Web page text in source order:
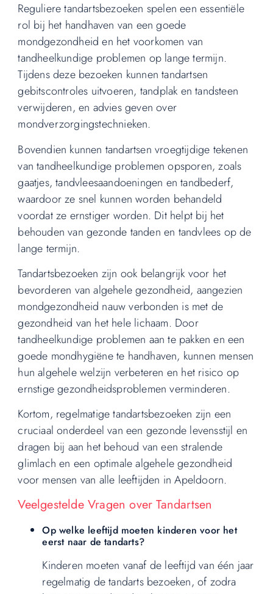
Reguliere tandartsbezoeken spelen een essentiële
rol bij het handhaven van een goede
mondgezondheid en het voorkomen van
tandheelkundige problemen op lange termijn.
Tijdens deze bezoeken kunnen tandartsen
gebitscontroles uitvoeren, tandplak en tandsteen
verwijderen, en advies geven over
mondverzorgingstechnieken.
Bovendien kunnen tandartsen vroegtijdige tekenen
van tandheelkundige problemen opsporen, zoals
gaatjes, tandvleesaandoeningen en tandbederf,
waardoor ze snel kunnen worden behandeld
voordat ze ernstiger worden. Dit helpt bij het
behouden van gezonde tanden en tandvlees op de
lange termijn.
Tandartsbezoeken zijn ook belangrijk voor het
bevorderen van algehele gezondheid, aangezien
mondgezondheid nauw verbonden is met de
gezondheid van het hele lichaam. Door
tandheelkundige problemen aan te pakken en een
goede mondhygiëne te handhaven, kunnen mensen
hun algehele welzijn verbeteren en het risico op
ernstige gezondheidsproblemen verminderen.
Kortom, regelmatige tandartsbezoeken zijn een
cruciaal onderdeel van een gezonde levensstijl en
dragen bij aan het behoud van een stralende
glimlach en een optimale algehele gezondheid
voor mensen van alle leeftijden in Apeldoorn.
Veelgestelde Vragen over Tandartsen
Op welke leeftijd moeten kinderen voor het
eerst naar de tandarts?
Kinderen moeten vanaf de leeftijd van één jaar
regelmatig de tandarts bezoeken, of zodra